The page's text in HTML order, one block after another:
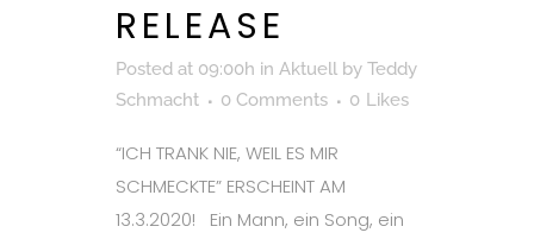
RELEASE
Posted at 09:00h in Aktuell by Teddy
Schmacht
0 Comments 0 Likes
“ICH TRANK NIE, WEIL ES MIR
SCHMECKTE” ERSCHEINT AM
13.3.2020! Ein Mann, ein Song, ein